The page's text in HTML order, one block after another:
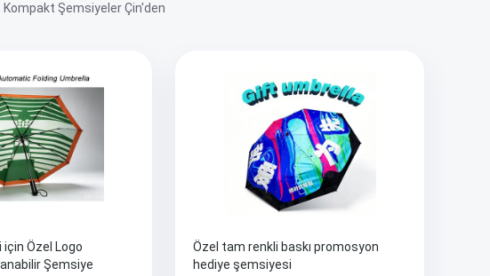
Şemsiyeler Çin'den
için Özel Logo
Şemsiye
Özel tam renkli baskı promosyon
hediye şemsiyesi